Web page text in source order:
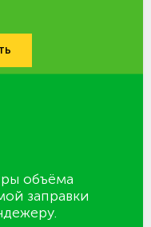
объёма
заправки